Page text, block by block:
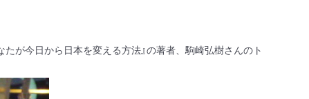
が今日から日本を変える方法』の著者、駒崎弘樹さんのト